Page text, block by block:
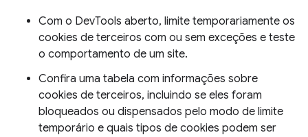
Com o DevTools aberto, limite temporariamente os
cookies de terceiros com ou sem exceções e teste
o comportamento de um site.
Confira uma tabela com informações sobre
cookies de terceiros, incluindo se eles foram
bloqueados ou dispensados pelo modo de limite
temporário e quais tipos de cookies podem ser